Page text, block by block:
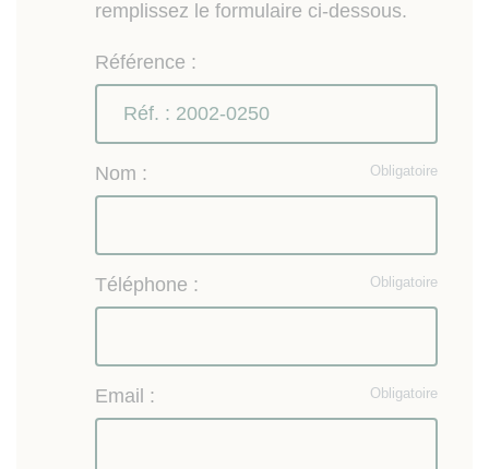
remplissez le formulaire ci-dessous.
Référence :
Obligatoire
Nom :
Obligatoire
Téléphone :
Obligatoire
Email :